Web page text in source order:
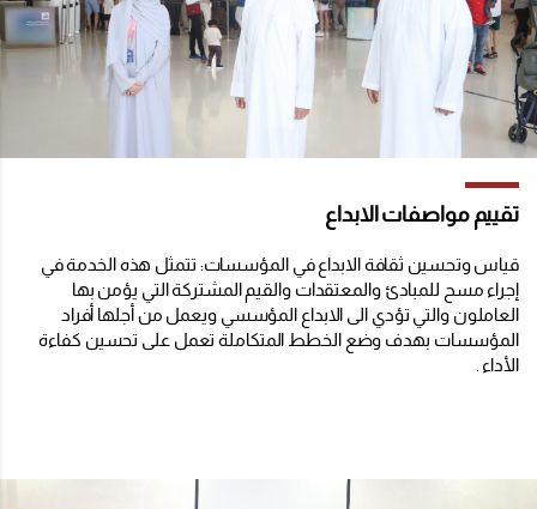
تقييم مواصفات الابداع
قياس وتحسين ثقافة الابداع في المؤسسات: تتمثل هذه الخدمة في
إجراء مسح للمبادئ والمعتقدات والقيم المشتركة التي يؤمن بها
العاملون والتي تؤدي الى الابداع المؤسسي ويعمل من أجلها أفراد
المؤسسات بهدف وضع الخطط المتكاملة تعمل على تحسين كفاءة
الأداء .